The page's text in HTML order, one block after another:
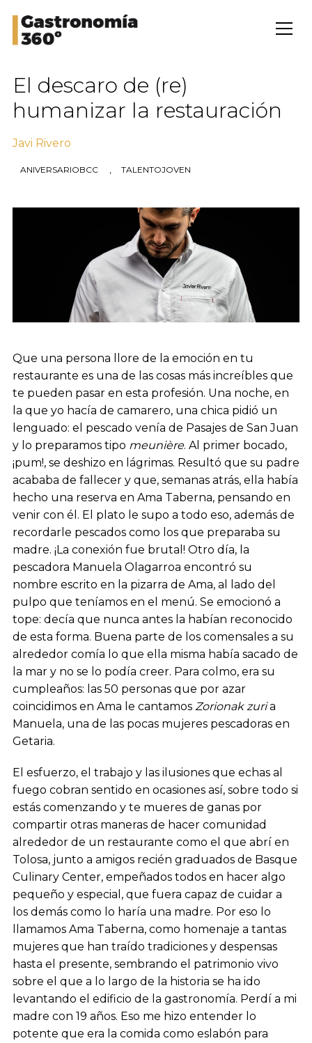
El descaro de (re)
humanizar la restauración
Javi Rivero
ANIVERSARIOBCC , TALENTOJOVEN
Que una persona llore de la emoción en tu
restaurante es una de las cosas más increíbles que
te pueden pasar en esta profesión. Una noche, en
la que yo hacía de camarero, una chica pidió un
lenguado: el pescado venía de Pasajes de San Juan
y lo preparamos tipo meunière. Al primer bocado,
¡pum!, se deshizo en lágrimas. Resultó que su padre
acababa de fallecer y que, semanas atrás, ella había
hecho una reserva en Ama Taberna, pensando en
venir con él. El plato le supo a todo eso, además de
recordarle pescados como los que preparaba su
madre. ¡La conexión fue brutal! Otro día, la
pescadora Manuela Olagarroa encontró su
nombre escrito en la pizarra de Ama, al lado del
pulpo que teníamos en el menú. Se emocionó a
tope: decía que nunca antes la habían reconocido
de esta forma. Buena parte de los comensales a su
alrededor comía lo que ella misma había sacado de
la mar y no se lo podía creer. Para colmo, era su
cumpleaños: las 50 personas que por azar
coincidimos en Ama le cantamos Zorionak zuria
Manuela, una de las pocas mujeres pescadoras en
Getaria.
El esfuerzo, el trabajo y las ilusiones que echas al
fuego cobran sentido en ocasiones así, sobre todo si
estás comenzando y te mueres de ganas por
compartir otras maneras de hacer comunidad
alrededor de un restaurante como el que abrí en
Tolosa, junto a amigos recién graduados de Basque
Culinary Center, empeñados todos en hacer algo
pequeño y especial, que fuera capaz de cuidar a
los demás como lo haría una madre. Por eso lo
llamamos Ama Taberna, como homenaje a tantas
mujeres que han traído tradiciones y despensas
hasta el presente, sembrando el patrimonio vivo
sobre el que a lo largo de la historia se ha ido
levantando el edificio de la gastronomía. Perdí a mi
madre con 19 años. Eso me hizo entender lo
potente que era la comida como eslabón para